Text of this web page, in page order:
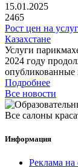
15.01.2025
2465
Рост цен на
Казахстане
Услуги
2024 году
Подробнее
Все новости
Все салоны
Информация
Реклама на